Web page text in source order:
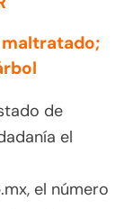
maltratado;
de
el
el número